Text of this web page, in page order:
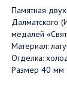
Памятная
Далматского
медалей
Материал:
Отделка:
Размер 40 мм